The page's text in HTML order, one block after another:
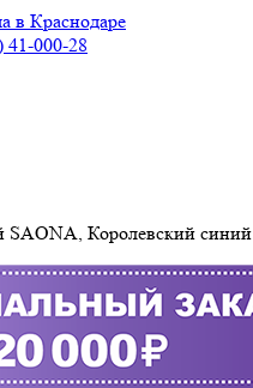
41-000-28
SAONA, Королевский синий